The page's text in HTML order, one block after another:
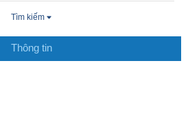
Tìm kiếm
Thông tin